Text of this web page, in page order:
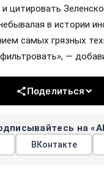
цитировать
в истории
самых грязных
—
Поделиться
на
ВКонтакте